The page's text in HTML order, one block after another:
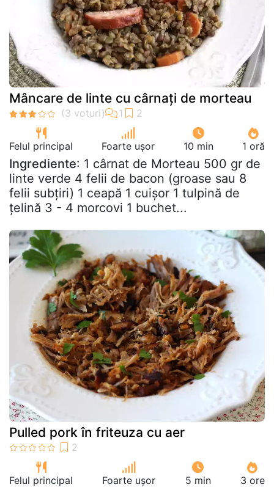
Mâncare de linte cu cârnați de morteau
Felul principal Foarte ușor 10 min 1 oră
Ingrediente: 1 cârnat de Morteau 500 gr de
linte verde 4 felii de bacon (groase sau 8
felii subțiri) 1 ceapă 1 cuișor 1 tulpină de
țelină 3 - 4 morcovi 1 buchet...
Pulled pork în friteuza cu aer
Felul principal Foarte ușor 5 min 3 ore